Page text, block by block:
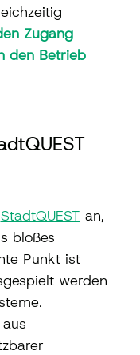
Zugang
den Betrieb
StadtQUEST an,
bloßes
Punkt ist
werden